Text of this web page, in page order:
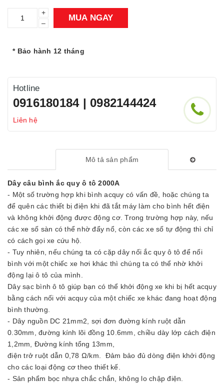
+
–
MUA NGAY
* Bảo hành 12 tháng
Hotline
0916180184 | 0982144424
Liên hệ
Mô tả sản phẩm
Dây câu bình ắc quy ô tô 2000A
- Một số trường hợp khi bình acquy có vấn đề, hoặc chúng ta
để quên các thiết bị điện khi đã tắt máy làm cho bình hết điện
và không khởi động được động cơ. Trong trường hợp này, nếu
các xe số sàn có thể nhờ đẩy nổ, còn các xe số tự động thì chỉ
có cách gọi xe cứu hộ.
- Tuy nhiên, nếu chúng ta có cặp dây nối ắc quy ô tô để nối
bình với một chiếc xe hơi khác thì chúng ta có thể nhờ khởi
động lại ô tô của mình.
Dây sạc bình ô tô giúp bạn có thể khởi động xe khi bị hết acquy
bằng cách nối với acquy của một chiếc xe khác đang hoạt động
bình thường.
- Dây nguồn DC 21mm2, sợi đơn đường kính ruột dẫn
0.30mm, đường kính lõi đồng 10.6mm, chiều dày lớp cách điện
1,2mm, Đường kính tổng 13mm,
điện trở ruột dẫn 0,78 Ω/km. Đảm bảo đủ dòng điện khởi động
cho các loại động cơ theo thiết kế.
- Sản phẩm bọc nhựa chắc chắn, không lo chập điện.